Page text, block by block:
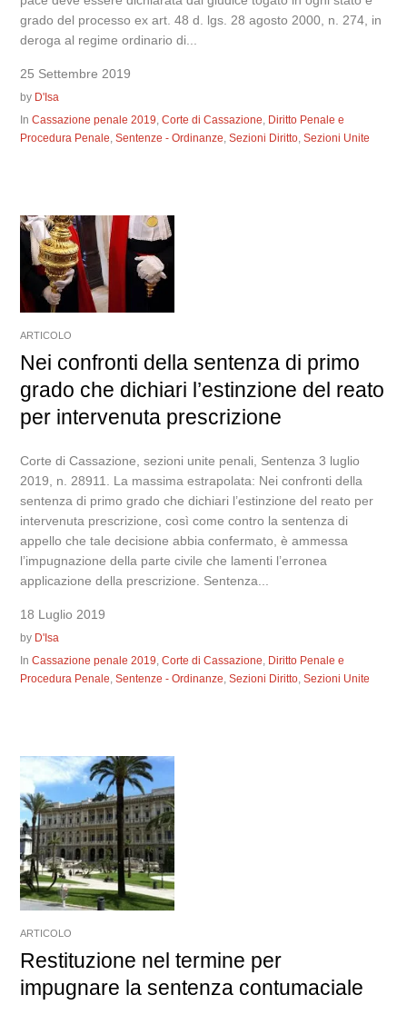
grado del processo ex art. 48 d. lgs. 28 agosto 2000, n. 274, in
deroga al regime ordinario di...
25 Settembre 2019
by D'Isa
InCassazione penale 2019,Corte di Cassazione, Diritto Penale e
Procedura Penale,Sentenze - Ordinanze,Sezioni Diritto,Sezioni Unite
ARTICOLO
Nei confronti della sentenza di primo
grado che dichiari l’estinzione del reato
per intervenuta prescrizione
Corte di Cassazione, sezioni unite penali, Sentenza 3 luglio
2019, n. 28911. La massima estrapolata: Nei confronti della
sentenza di primo grado che dichiari l’estinzione del reato per
intervenuta prescrizione, così come contro la sentenza di
appello che tale decisione abbia confermato, è ammessa
l’impugnazione della parte civile che lamenti l’erronea
applicazione della prescrizione. Sentenza...
18 Luglio 2019
by D'Isa
InCassazione penale 2019 ,Corte di Cassazione Diritto Penale e
Procedura Penale ,Sentenze - Ordinanze ,Sezioni Diritto ,Sezioni Unite
ARTICOLO
Restituzione nel termine per
impugnare la sentenza contumaciale